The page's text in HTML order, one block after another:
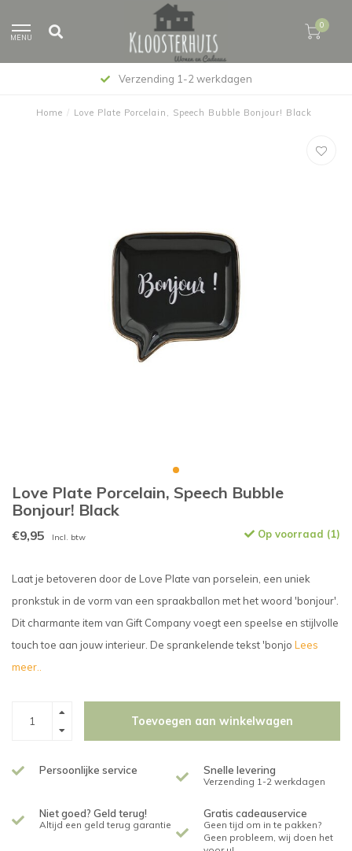
MENU
0
Verzending 1-2 werkdagen
Home / Love Plate Porcelain, Speech Bubble Bonjour! Black
Love Plate Porcelain, Speech Bubble
Bonjour! Black
€9,95 Incl. btw Op voorraad (1)
Laat je betoveren door de Love Plate van porselein, een uniek
pronkstuk in de vorm van een spraakballon met het woord 'bonjour'.
Dit charmante item van Gift Company voegt een speelse en stijlvolle
touch toe aan jouw interieur. De sprankelende tekst 'bonjo Lees
meer..
Toevoegen aan winkelwagen
Persoonlijke service Snelle levering
Verzending 1-2 werkdagen
Niet goed? Geld terug!
Altijd een geld terug garantie
Gratis cadeauservice
Geen tijd om in te pakken?
Geen probleem, wij doen het